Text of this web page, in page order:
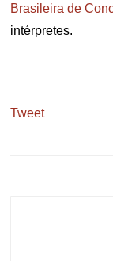
Brasileira de
intérpretes.
Tweet